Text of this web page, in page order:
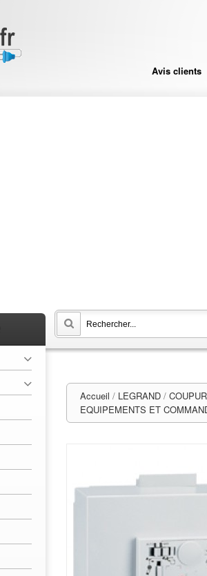
Avis clients
Accueil / LEGRAND /
EQUIPEMENTS ET